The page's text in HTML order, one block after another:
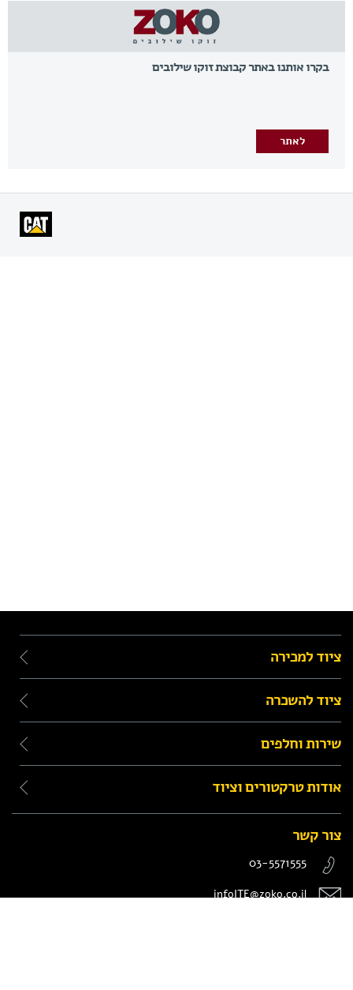
בקרו אותנו באתר קבוצת זוקו שילובים
לאתר
ציוד למכירה
ציוד להשכרה
שירות וחלפים
אודות טרקטורים וציוד
צור קשר
03-5571555
infoITE@zoko.co.il